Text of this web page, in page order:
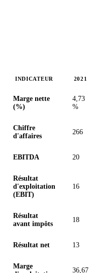
INDICATEUR 2021
Marge nette
(%)
4,73
%
Chiffre
d'affaires
266
EBITDA 20
Résultat
d'exploitation
(EBIT)
16
Résultat
avant impôts
18
Résultat net 13
Marge
36,67